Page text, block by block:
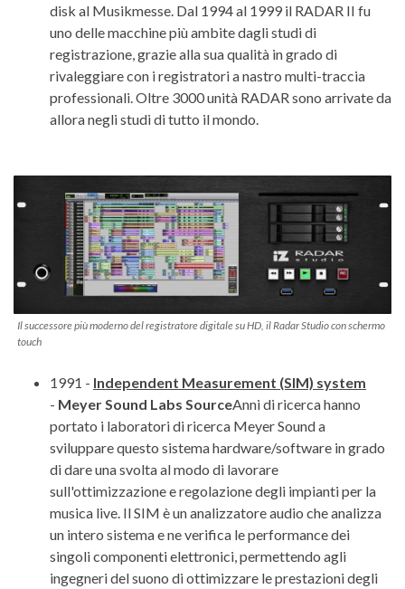
disk al Musikmesse. Dal 1994 al 1999 il RADAR II fu
uno delle macchine più ambite dagli studi di
registrazione, grazie alla sua qualità in grado di
rivaleggiare con i registratori a nastro multi-traccia
professionali. Oltre 3000 unità RADAR sono arrivate da
allora negli studi di tutto il mondo.
Il successore più moderno del registratore digitale su HD, il Radar Studio con schermo
touch
1991 - Independent Measurement (SIM) system
- Meyer Sound Labs SourceAnni di ricerca hanno
portato i laboratori di ricerca Meyer Sound a
sviluppare questo sistema hardware/software in grado
di dare una svolta al modo di lavorare
sull'ottimizzazione e regolazione degli impianti per la
musica live. Il SIM è un analizzatore audio che analizza
un intero sistema e ne verifica le performance dei
singoli componenti elettronici, permettendo agli
ingegneri del suono di ottimizzare le prestazioni degli